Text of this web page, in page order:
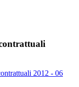
2012 - 06